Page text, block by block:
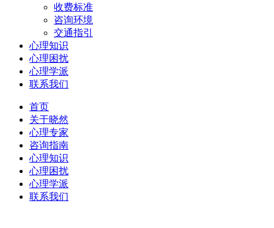
收费标准
咨询环境
交通指引
心理知识
心理困扰
心理学派
联系我们
首页
关于晓然
心理专家
咨询指南
心理知识
心理困扰
心理学派
联系我们